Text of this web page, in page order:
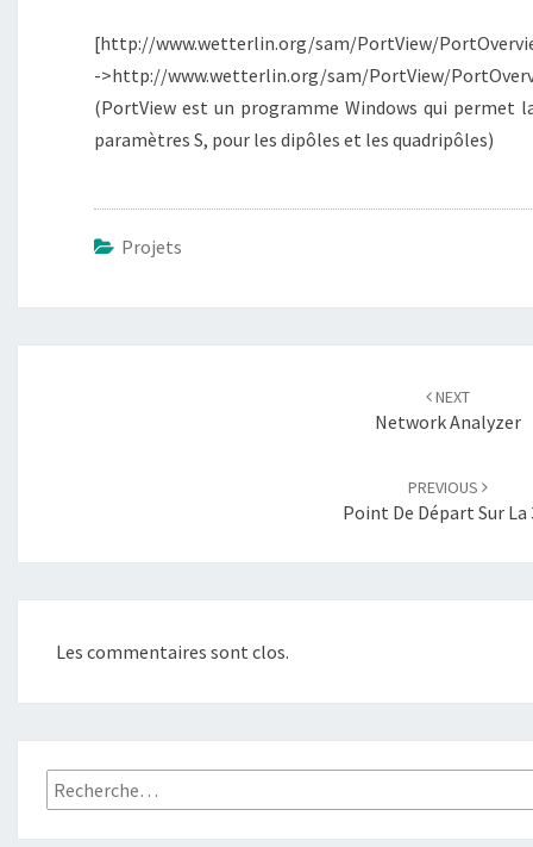
[http://www.wetterlin.org/sam/PortView/
->http://www.wetterlin.org/sam/PortView/
(PortView est un programme Windows qui permet
paramètres S, pour les dipôles et les quadripôles)
Projets
NEXT
Network Analyzer
PREVIOUS
Point De Départ Sur La
Les commentaires sont clos.
Rechercher :